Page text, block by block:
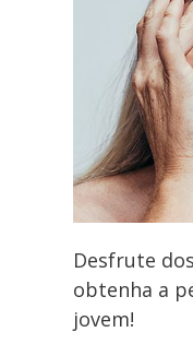
Desfrute dos
obtenha a
jovem!